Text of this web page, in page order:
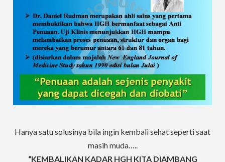
Hanya satu solusinya bila ingin kembali sehat seperti saat
masih muda…..
“KEMBALIKAN KADAR HGH KITA DIAMBANG